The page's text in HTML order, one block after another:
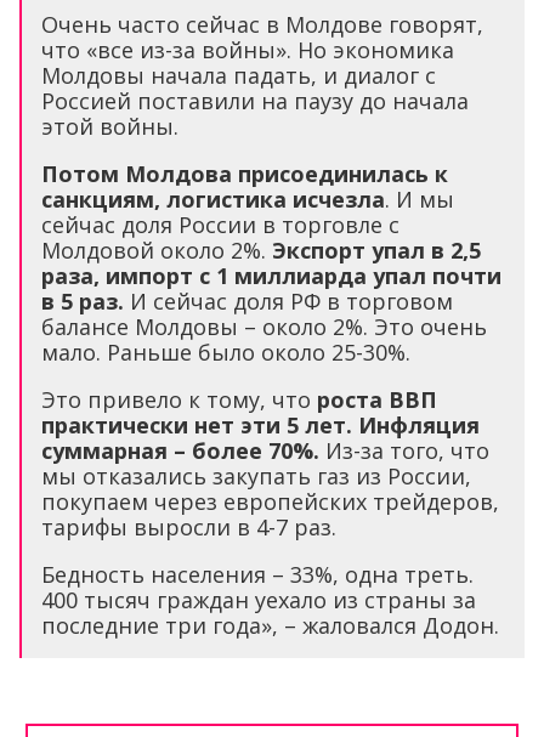
Очень часто сейчас в Молдове говорят,
что «все из-за войны». Но экономика
Молдовы начала падать, и диалог с
Россией поставили на паузу до начала
этой войны.
Потом Молдова присоединилась к
санкциям, логистика исчезла. И мы
сейчас доля России в торговле с
Молдовой около 2%. Экспорт упал в 2,5
раза, импорт с 1 миллиарда упал почти
в 5 раз. И сейчас доля РФ в торговом
балансе Молдовы – около 2%. Это очень
мало. Раньше было около 25-30%.
Это привело к тому, что роста ВВП
практически нет эти 5 лет. Инфляция
суммарная – более 70%. Из-за того, что
мы отказались закупать газ из России,
покупаем через европейских трейдеров,
тарифы выросли в 4-7 раз.
Бедность населения – 33%, одна треть.
400 тысяч граждан уехало из страны за
последние три года», – жаловался Додон.